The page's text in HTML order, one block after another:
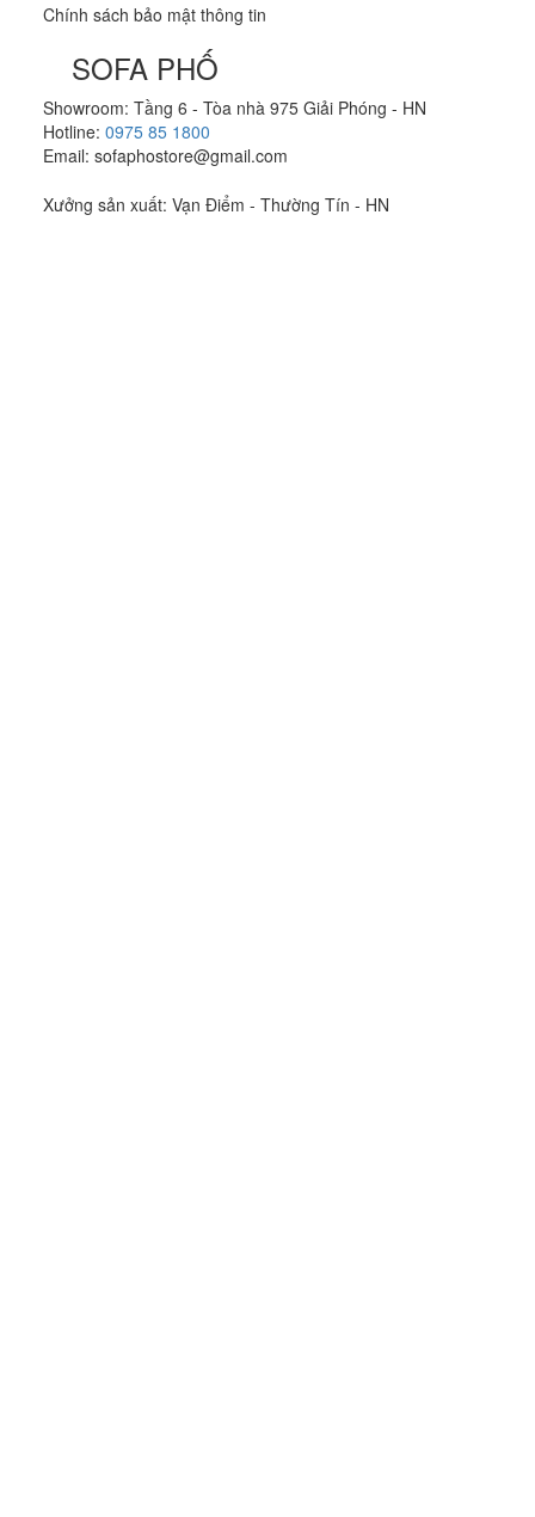
Chính sách bảo mật thông tin
SOFA PHỐ
Showroom: Tầng 6 - Tòa nhà 975 Giải Phóng - HN
Hotline: 0975 85 1800
Email: sofaphostore@gmail.com
Xưởng sản xuất: Vạn Điểm - Thường Tín - HN